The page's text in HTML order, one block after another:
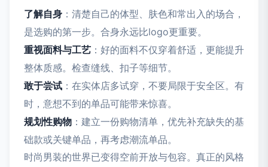
了解自身 ：清楚自己的体型、肤色和常出入的场合，
是选购的第一步。合身永远比logo更重要。
重视面料与工艺 ：好的面料不仅穿着舒适，更能提升
整体质感。检查缝线、扣子等细节。
敢于尝试 ：在实体店多试穿，不要局限于安全区。有
时，意想不到的单品可能带来惊喜。
规划性购物 ：建立一份购物清单，优先补充缺失的基
础款或关键单品，再考虑潮流单品。
时尚男装的世界已变得空前开放与包容。真正的风格